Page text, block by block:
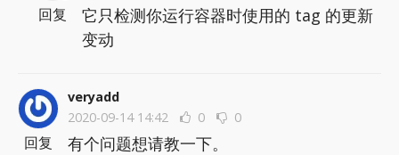
它只检测你运行容器时使用的 tag 的更新
变动
回复
veryadd
2020-09-14 14:42
0 0
有个问题想请教一下。
回复